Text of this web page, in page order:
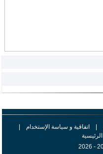
| اتفاقية و سياسة الإستخدام
|
الرئيسية